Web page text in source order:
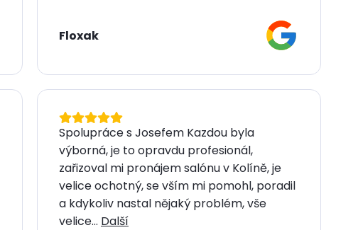
Floxak
Spolupráce s Josefem Kazdou byla
výborná, je to opravdu profesionál,
zařizoval mi pronájem salónu v Kolíně, je
velice ochotný, se vším mi pomohl, poradil
a kdykoliv nastal nějaký problém, vše
velice... Další